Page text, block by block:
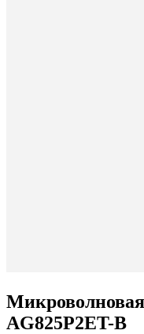
AG825P2ET-B